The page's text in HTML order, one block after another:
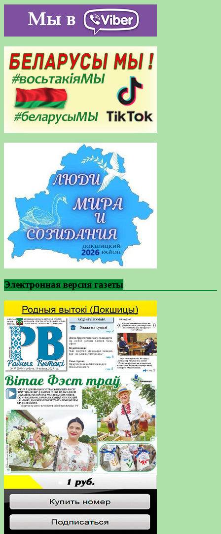
Электронная версия газеты